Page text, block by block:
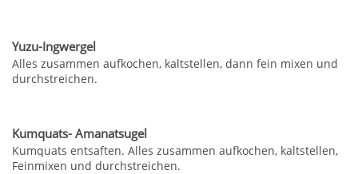
Yuzu-Ingwergel
Alles zusammen aufkochen, kaltstellen, dann fein mixen und
durchstreichen.
Kumquats- Amanatsugel
Kumquats entsaften. Alles zusammen aufkochen, kaltstellen,
Feinmixen und durchstreichen.